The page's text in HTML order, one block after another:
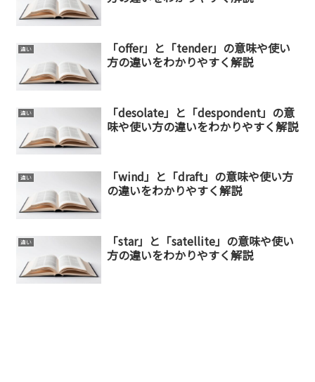
違い
「offer」と「tender」の意味や使い
方の違いをわかりやすく解説
違い
「desolate」と「despondent」の意
味や使い方の違いをわかりやすく解説
違い
「wind」と「draft」の意味や使い方
の違いをわかりやすく解説
違い
「star」と「satellite」の意味や使い
方の違いをわかりやすく解説